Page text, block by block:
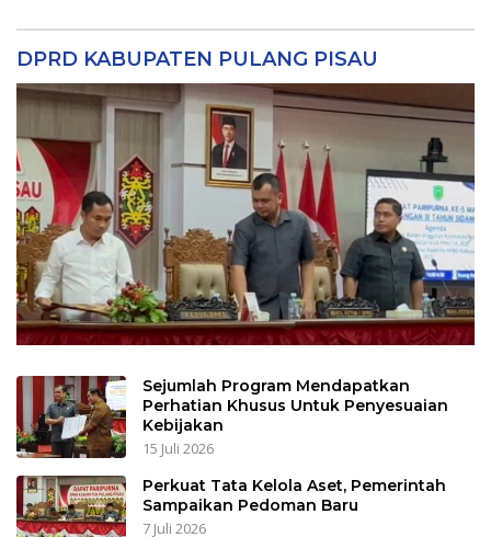
DPRD KABUPATEN PULANG PISAU
Sejumlah Program Mendapatkan
Perhatian Khusus Untuk Penyesuaian
Kebijakan
15 Juli 2026
Perkuat Tata Kelola Aset, Pemerintah
Sampaikan Pedoman Baru
7 Juli 2026